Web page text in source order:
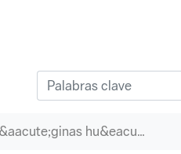
P&aacute;ginas hu&eacute;rfanas